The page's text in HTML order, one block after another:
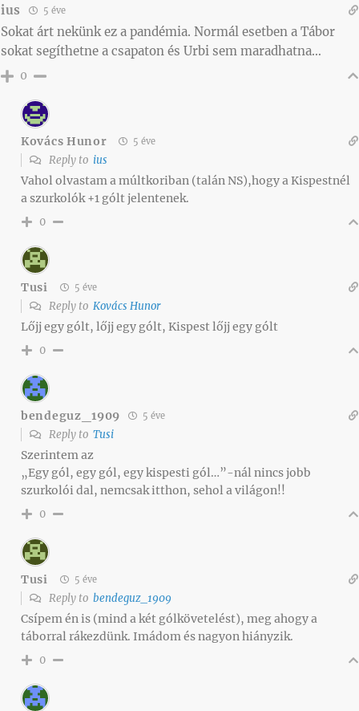
ius 5 éve
Sokat árt nekünk ez a pandémia. Normál esetben a Tábor
sokat segíthetne a csapaton és Urbi sem maradhatna…
0
Kovács Hunor 5 éve
Reply to ius
Vahol olvastam a múltkoriban (talán NS),hogy a Kispestnél
a szurkolók +1 gólt jelentenek.
0
Tusi 5 éve
Reply to Kovács Hunor
Lőjj egy gólt, lőjj egy gólt, Kispest lőjj egy gólt
0
bendeguz_1909 5 éve
Reply to Tusi
Szerintem az
„Egy gól, egy gól, egy kispesti gól…”-nál nincs jobb
szurkolói dal, nemcsak itthon, sehol a világon!!
0
Tusi 5 éve
Reply to bendeguz_1909
Csípem én is (mind a két gólkövetelést), meg ahogy a
táborral rákezdünk. Imádom és nagyon hiányzik.
0